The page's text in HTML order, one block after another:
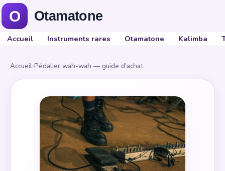
Accueil Instruments rares Otamatone Kalimba
Accueil›Pédalier wah-wah — guide d'achat